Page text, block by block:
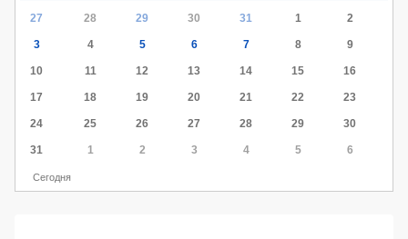
27 28 29 30 31 1 2
3 4 5 6 7 8 9
10 11 12 13 14 15 16
17 18 19 20 21 22 23
24 25 26 27 28 29 30
31 1 2 3 4 5 6
Сегодня